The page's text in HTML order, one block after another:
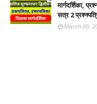
मार्गदर्शिका,
सत्र 2
March 09,